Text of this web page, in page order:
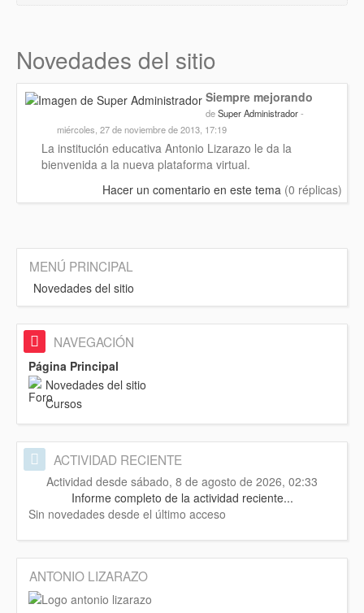
Novedades del sitio
Siempre mejorando
deSuper Administrador-
miércoles, 27 de noviembre de 2013, 17:19
La institución educativa Antonio Lizarazo le da la
bienvenida a la nueva plataforma virtual.
Hacer un comentario en este tema (0 réplicas)
MENÚ PRINCIPAL
Novedades del sitio
NAVEGACIÓN
Página Principal
Novedades del sitio
Cursos
ACTIVIDAD RECIENTE
Actividad desde sábado, 8 de agosto de 2026, 02:33
Informe completo de la actividad reciente...
Sin novedades desde el último acceso
ANTONIO LIZARAZO